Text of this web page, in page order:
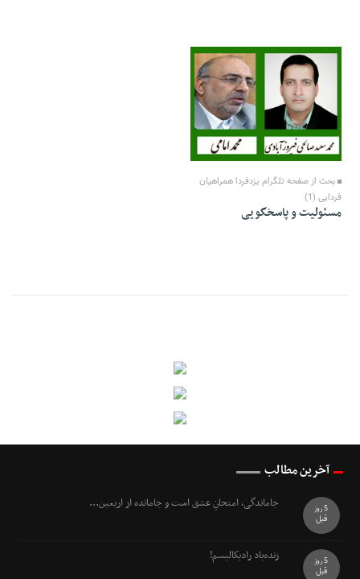
26 Tir 1394 - 14:52
بحث از صفحه تلگرام یزدفردا همراهیان
فردایی (1)
مسئولیت و پاسخگویی
آخرین مطالب
جاماندگی، امتحانِ عشق است و جامانده از اربعین...
5 روز
قبل
زنده‌باد رادیکالیسم!
5 روز
قبل